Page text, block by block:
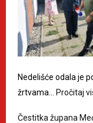
Nedelišće odala je
žrtvama…
Pročitaj
Čestitka župana